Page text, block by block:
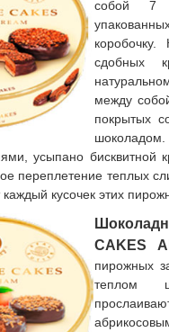
собой 7
сдобных
между
покрытых
шоколадом.
усыпано бисквитной
переплетение теплых
каждый кусочек этих
CAKES
пирожных
теплом